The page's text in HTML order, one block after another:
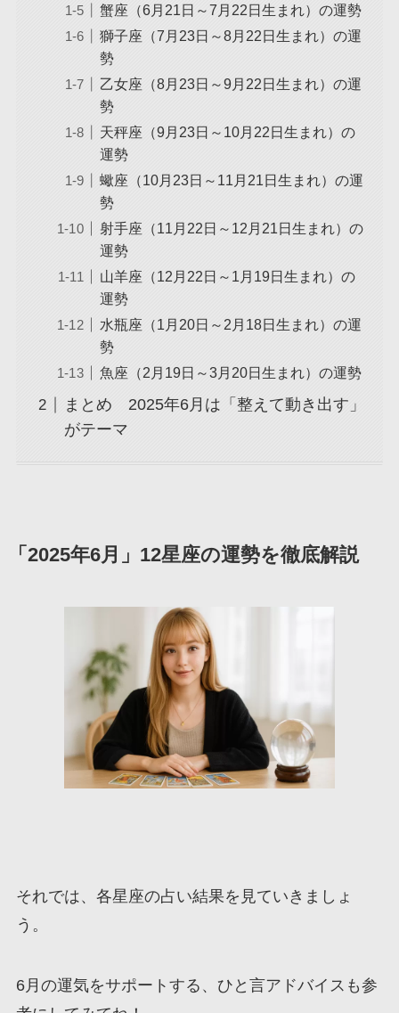
蟹座（6月21日～7月22日生まれ）の運勢
獅子座（7月23日～8月22日生まれ）の運
勢
乙女座（8月23日～9月22日生まれ）の運
勢
天秤座（9月23日～10月22日生まれ）の
運勢
蠍座（10月23日～11月21日生まれ）の運
勢
射手座（11月22日～12月21日生まれ）の
運勢
山羊座（12月22日～1月19日生まれ）の
運勢
水瓶座（1月20日～2月18日生まれ）の運
勢
魚座（2月19日～3月20日生まれ）の運勢
まとめ 2025年6月は「整えて動き出す」
がテーマ
「2025年6月」12星座の運勢を徹底解説
それでは、各星座の占い結果を見ていきましょ
う。
6月の運気をサポートする、ひと言アドバイスも参